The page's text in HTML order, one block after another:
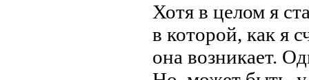
Хотя в целом я
в которой, как я
она возникает.